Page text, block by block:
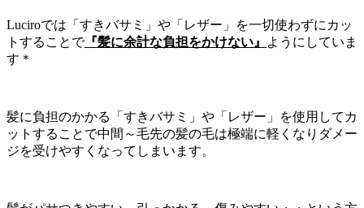
Luciroでは「すきバサミ」や「レザー」を一切使わずにカッ
トすることで『髪に余計な負担をかけない』
ようにしていま
す＊
髪に負担のかかる「すきバサミ」や「レザー」を使用してカ
ットすることで中間～毛先の髪の毛は極端に軽くなりダメー
ジを受けやすくなってしまいます。